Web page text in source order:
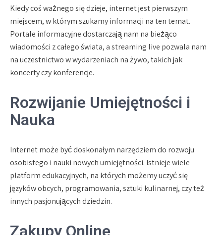
Kiedy coś ważnego się dzieje, internet jest pierwszym
miejscem, w którym szukamy informacji na ten temat.
Portale informacyjne dostarczają nam na bieżąco
wiadomości z całego świata, a streaming live pozwala nam
na uczestnictwo w wydarzeniach na żywo, takich jak
koncerty czy konferencje.
Rozwijanie Umiejętności i
Nauka
Internet może być doskonałym narzędziem do rozwoju
osobistego i nauki nowych umiejętności. Istnieje wiele
platform edukacyjnych, na których możemy uczyć się
języków obcych, programowania, sztuki kulinarnej, czy też
innych pasjonujących dziedzin.
Zakupy Online